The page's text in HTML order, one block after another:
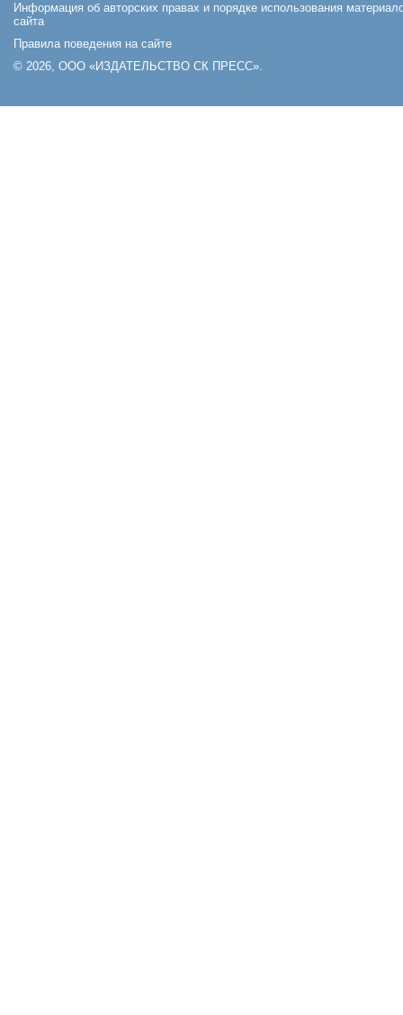
Информация об авторских правах и порядке использования
сайта
Правила поведения на сайте
© 2026, ООО «ИЗДАТЕЛЬСТВО СК ПРЕСС».